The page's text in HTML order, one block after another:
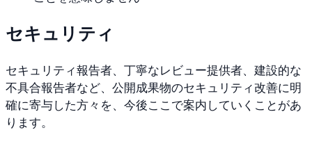
セキュリティ
セキュリティ報告者、 丁寧なレビュー提供者、 建設的な
不具合報告者など、 公開 成果物のセキュリティ改善に明
確に寄与した方々を、 今後ここで案内していく ことがあ
り ます。